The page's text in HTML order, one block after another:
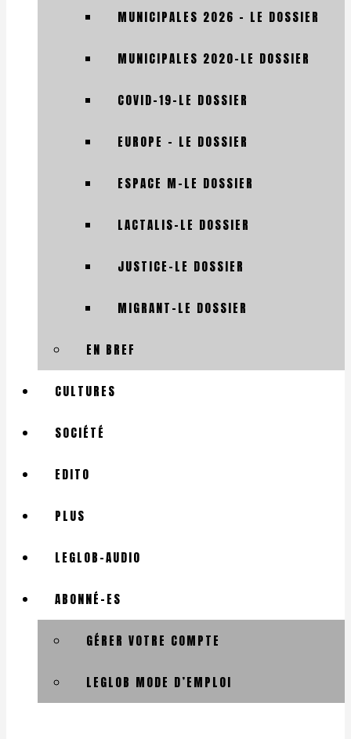
MUNICIPALES 2026 – LE DOSSIER
MUNICIPALES 2020-LE DOSSIER
COVID-19-LE DOSSIER
EUROPE – LE DOSSIER
ESPACE M-LE DOSSIER
LACTALIS-LE DOSSIER
JUSTICE-LE DOSSIER
MIGRANT-LE DOSSIER
EN BREF
CULTURES
SOCIÉTÉ
EDITO
PLUS
LEGLOB-AUDIO
ABONNÉ-ES
GÉRER VOTRE COMPTE
LEGLOB MODE D’EMPLOI